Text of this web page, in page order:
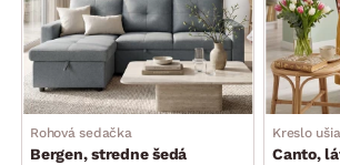
Rohová sedačka
Bergen, stredne šedá
Kreslo
Canto,